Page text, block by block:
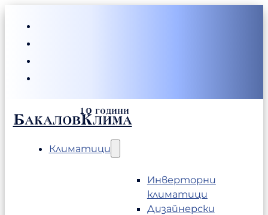
БакаловКлима
Климатици
Инверторни
климатици
Дизайнерски